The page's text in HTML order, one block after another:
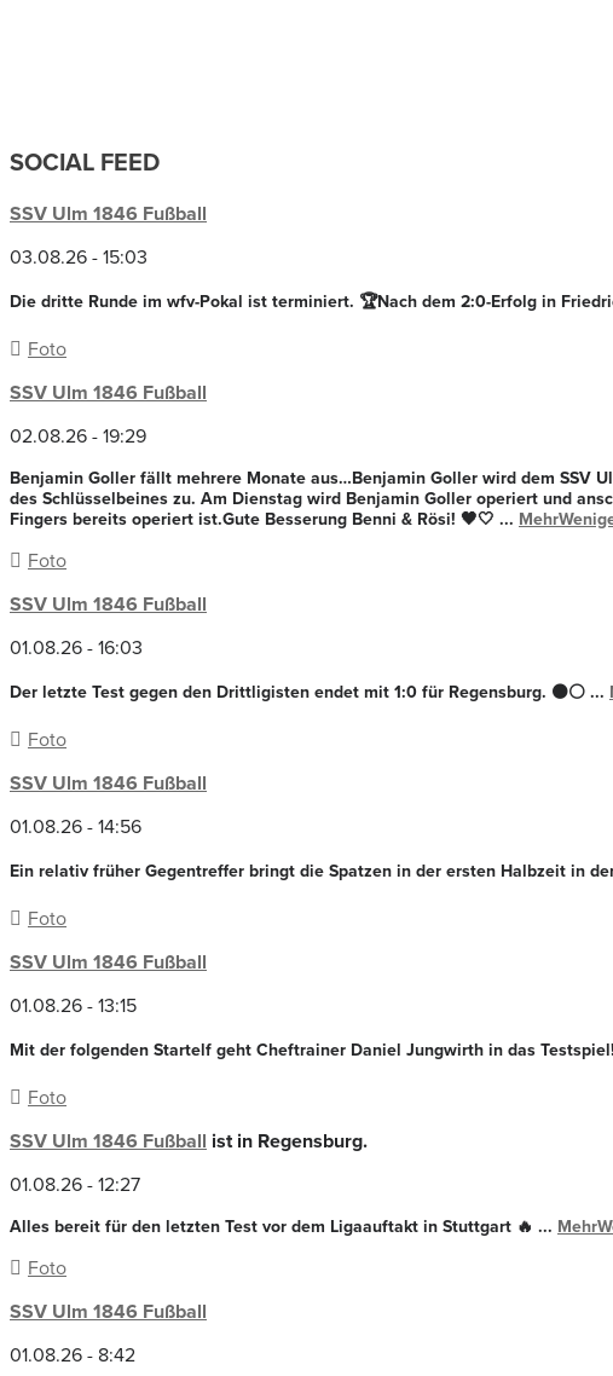
SOCIAL FEED
SSV Ulm 1846 Fußball
03.08.26 - 15:03
Die dritte Runde im wfv-Pokal ist terminiert. 🏆Nach dem 2:0-Erfolg in
Foto
SSV Ulm 1846 Fußball
02.08.26 - 19:29
Benjamin Goller fällt mehrere Monate aus…Benjamin Goller wird dem SSV
des Schlüsselbeines zu. Am Dienstag wird Benjamin Goller operiert und
Fingers bereits operiert ist.Gute Besserung Benni & Rösi! 🖤🤍 ... Mehr
Foto
SSV Ulm 1846 Fußball
01.08.26 - 16:03
Der letzte Test gegen den Drittligisten endet mit 1:0 für Regensburg. ⚫️⚪️ ...
Foto
SSV Ulm 1846 Fußball
01.08.26 - 14:56
Ein relativ früher Gegentreffer bringt die Spatzen in der ersten Halbzeit in
Foto
SSV Ulm 1846 Fußball
01.08.26 - 13:15
Mit der folgenden Startelf geht Cheftrainer Daniel Jungwirth in das
Foto
SSV Ulm 1846 Fußball ist in Regensburg.
01.08.26 - 12:27
Alles bereit für den letzten Test vor dem Ligaauftakt in Stuttgart 🔥 ... Mehr
Foto
SSV Ulm 1846 Fußball
01.08.26 - 8:42